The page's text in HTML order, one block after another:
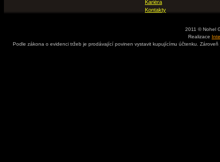
Kariéra
Kontakty
2011 © Nohel
Realizace
Podle zákona o evidenci tržeb je prodávající povinen vystavit kupujícímu účtenku.